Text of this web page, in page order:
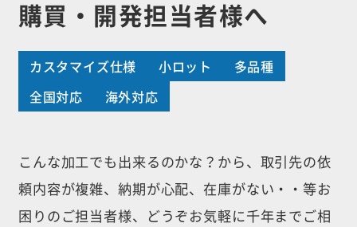
購買・開発担当者様へ
カスタマイズ仕様 小ロット
多品種
全国対応
海外対応
こんな加工でも出来るのかな？から、取引先の依
頼内容が複雑、納期が心配、 在庫がない・・等お
困りのご担当者様、どうぞお気軽に千年までご相